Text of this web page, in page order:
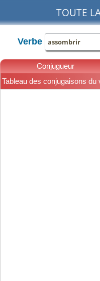
TOUTE
Verbe
Conjugueur
Tableau des conjugaisons